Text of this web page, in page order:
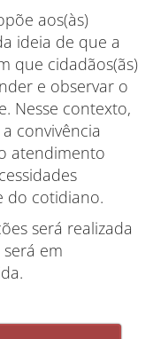
aos(às)
ideia de que a
que cidadãos(ãs)
e observar o
Nesse contexto,
convivência
atendimento
do cotidiano.
será realizada
em